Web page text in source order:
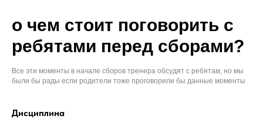
о чем стоит поговорить с
ребятами перед сборами?
Все эти моменты в начале сборов тренера обсудят с ребятам, но мы
были бы рады если родители тоже проговорили бы данные моменты
Дисциплина